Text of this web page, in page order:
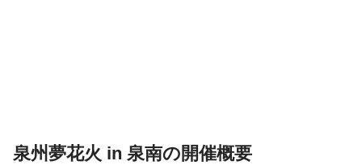
泉州夢花火 in 泉南の開催概要